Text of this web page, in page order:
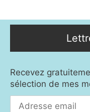
Recevez
sélection de mes